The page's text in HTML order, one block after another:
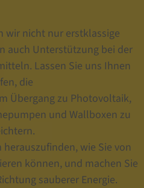
wir nicht nur erstklassige
auch Unterstützung bei der
Lassen Sie uns Ihnen
die
Übergang zu Photovoltaik,
und Wallboxen zu
wie Sie von
können, und machen Sie
sauberer Energie.